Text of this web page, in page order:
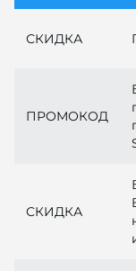
СКИДКА
ПРОМОКОД
СКИДКА